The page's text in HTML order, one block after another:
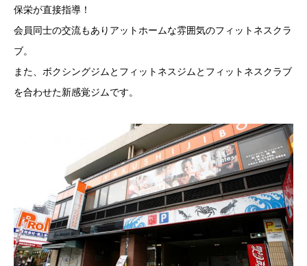
保栄が直接指導！
会員同士の交流もありアットホームな雰囲気のフィットネスクラ
ブ。
また、ボクシングジムとフィットネスジムとフィットネスクラブ
を合わせた新感覚ジムです。